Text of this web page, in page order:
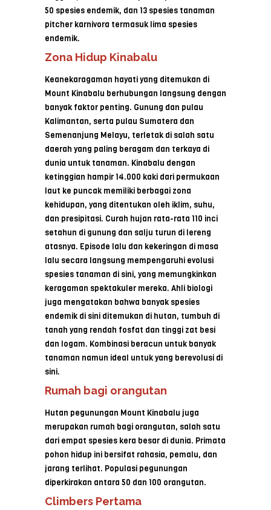
50 spesies endemik, dan 13 spesies tanaman
pitcher karnivora termasuk lima spesies
endemik.
Zona Hidup Kinabalu
Keanekaragaman hayati yang ditemukan di
Mount Kinabalu berhubungan langsung dengan
banyak faktor penting. Gunung dan pulau
Kalimantan, serta pulau Sumatera dan
Semenanjung Melayu, terletak di salah satu
daerah yang paling beragam dan terkaya di
dunia untuk tanaman. Kinabalu dengan
ketinggian hampir 14.000 kaki dari permukaan
laut ke puncak memiliki berbagai zona
kehidupan, yang ditentukan oleh iklim, suhu,
dan presipitasi. Curah hujan rata-rata 110 inci
setahun di gunung dan salju turun di lereng
atasnya. Episode lalu dan kekeringan di masa
lalu secara langsung mempengaruhi evolusi
spesies tanaman di sini, yang memungkinkan
keragaman spektakuler mereka. Ahli biologi
juga mengatakan bahwa banyak spesies
endemik di sini ditemukan di hutan, tumbuh di
tanah yang rendah fosfat dan tinggi zat besi
dan logam. Kombinasi beracun untuk banyak
tanaman namun ideal untuk yang berevolusi di
sini.
Rumah bagi orangutan
Hutan pegunungan Mount Kinabalu juga
merupakan rumah bagi orangutan, salah satu
dari empat spesies kera besar di dunia. Primata
pohon hidup ini bersifat rahasia, pemalu, dan
jarang terlihat. Populasi pegunungan
diperkirakan antara 50 dan 100 orangutan.
Climbers Pertama